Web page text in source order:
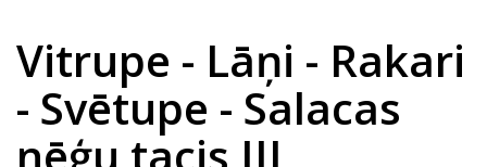
Vitrupe - Lāņi - Rakari
- Svētupe - Salacas